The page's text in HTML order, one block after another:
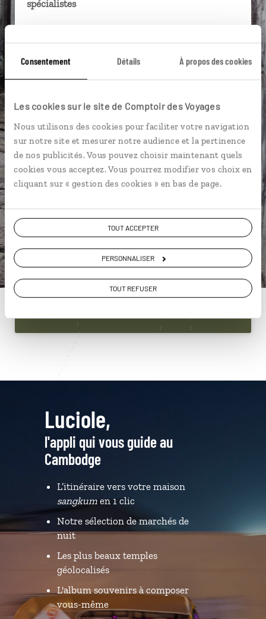
Consentement Détails À propos des cookies
Les cookies sur le site de Comptoir des Voyages
Nous utilisons des cookies pour faciliter votre navigation
sur notre site et mesurer notre audience et la pertinence
de nos publicités. Vous pouvez choisir maintenant quels
cookies vous acceptez. Vous pourrez modifier vos choix en
cliquant sur « gestion des cookies » en bas de page.
TOUT ACCEPTER
PERSONNALISER
TOUT REFUSER
spécialistes
près de vos envies et de la réalité du pays.
Échangez en face à face ou depuis nos studios
connectés en agence, mais aussi par email ou
Vous gardez le même interlocuteur avant,
pendant et après votre voyage.
ou
Construisez votre voyage avec un spécialiste
Cambodge
01 86 95 65 29
Luciole,
l'appli qui vous guide au
Cambodge
L’itinéraire vers votre maison
sangkumen 1 clic
Notre sélection de marchés de
nuit
Les plus beaux temples
géolocalisés
L'album souvenirs à composer
vous-même